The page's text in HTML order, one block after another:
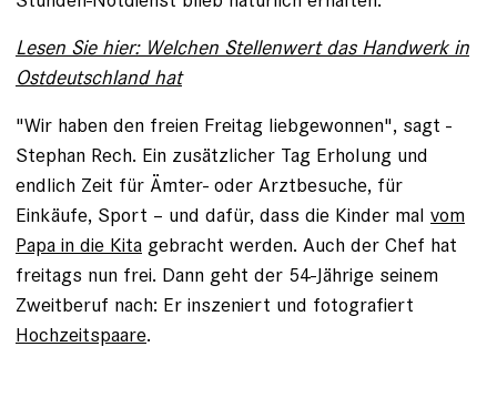
Lesen Sie hier: Welchen Stellenwert das Handwerk in
Ostdeutschland hat
"Wir haben den freien Freitag liebgewonnen", sagt ­
Stephan Rech. Ein zusätzlicher Tag Erholung und
endlich Zeit für Ämter- oder Arztbesuche, für
Einkäufe, Sport – und dafür, dass die Kinder mal vom
Papa in die Kita gebracht werden. Auch der Chef hat
freitags nun frei. Dann geht der 54-Jährige seinem
Zweitberuf nach: Er inszeniert und fotografiert
Hochzeitspaare.